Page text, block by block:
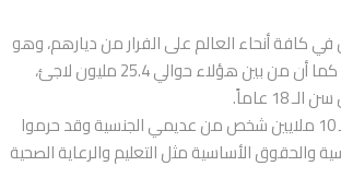
شخص في كافة أنحاء العالم على الفرار من ديارهم، وهو
رقم لم يسبق له مثيل. كما أن من بين هؤلاء حوالي 25.4 مليون لاجئ،
عاماً.
وهنالك أيضاً ما يقدر بـ 10 ملايين شخص من عديمي الجنسية وقد حرموا
والحقوق الأساسية مثل التعليم والرعاية الصحية